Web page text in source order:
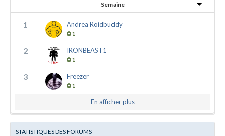
Semaine
1 Andrea Roidbuddy
1
2 IRONBEAST1
1
3 Freezer
1
En afficher plus
STATISTIQUES DES FORUMS